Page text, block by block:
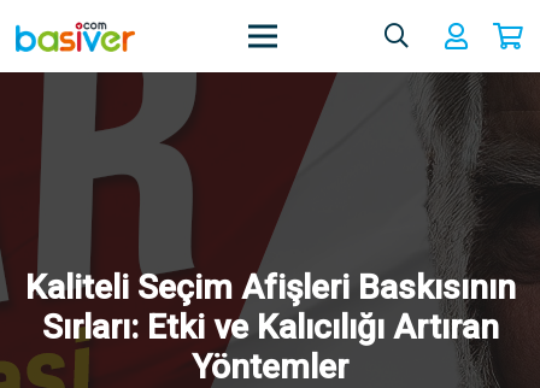
Kaliteli Seçim Afişleri Baskısının
Sırları: Etki ve Kalıcılığı Artıran
Yöntemler